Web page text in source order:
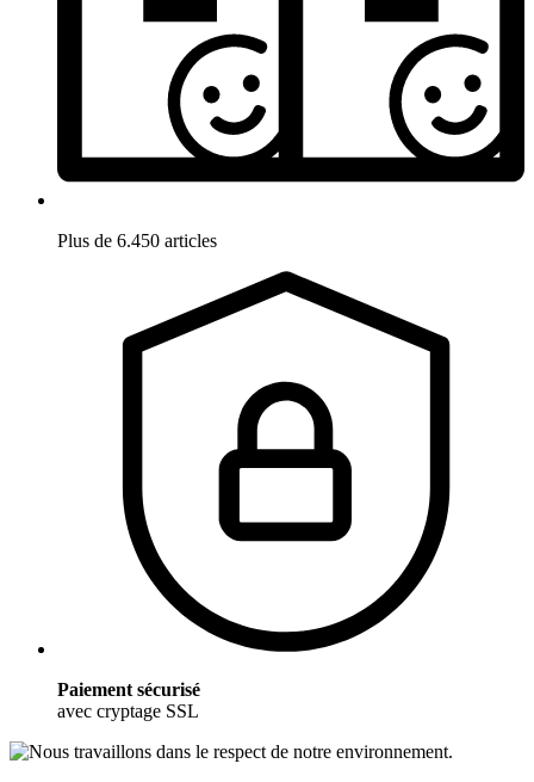
Plus de 6.450 articles
Paiement sécurisé
avec cryptage SSL